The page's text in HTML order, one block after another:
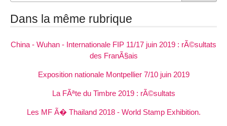
Dans la même rubrique
China - Wuhan - Internationale FIP 11/17 juin 2019 : rÃ©sultats
des FranÃ§ais
Exposition nationale Montpellier 7/10 juin 2019
La FÃªte du Timbre 2019 : rÃ©sultats
Les MF Ã� Thailand 2018 - World Stamp Exhibition.